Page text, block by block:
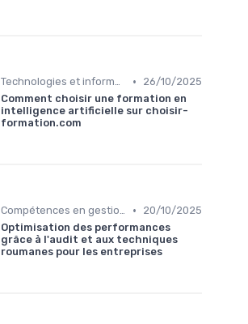
Technologies et informatique •
26/10/2025
Comment choisir une formation en
intelligence artificielle sur choisir-
formation.com
Compétences en gestion •
20/10/2025
Optimisation des performances
grâce à l'audit et aux techniques
roumanes pour les entreprises